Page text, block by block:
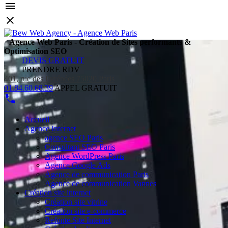
Agence Web Paris - Création de Sites performants &
Optimisation SEO
DEVIS GRATUIT
PRENDRE RDV
401, rue des Pyrénées 75020 Paris
01.84.60.68.39APPEL GRATUIT
Accueil
Agence Internet
agence SEO Paris
Consultant SEO Paris
Agence WordPress Paris
Agence Google Ads
Agence de communication Paris
Agence de communication Vannes
Création site internet
Création site vitrine
Création site e-commerce
Refonte Site Internet